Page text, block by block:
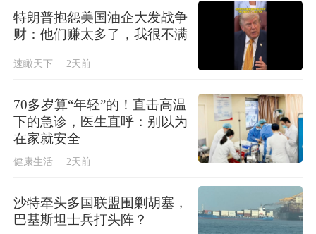
特朗普抱怨美国油企大发战争
财：他们赚太多了，我很不满
速瞰天下 2天前
70多岁算“年轻”的！直击高温
下的急诊，医生直呼：别以为
在家就安全
健康生活 2天前
沙特牵头多国联盟围剿胡塞，
巴基斯坦士兵打头阵？